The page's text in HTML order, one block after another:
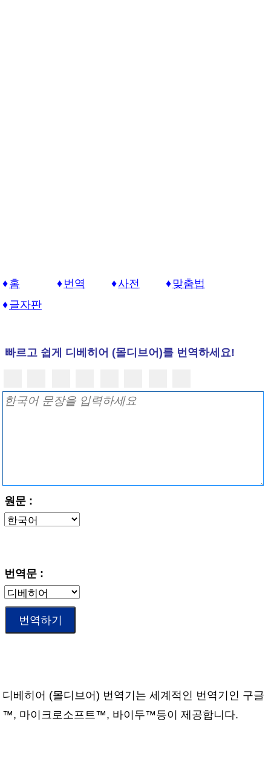
홈 번역 사전
맞춤법
글자판
빠르고 쉽게 디베히어 (몰디브어)를 번역하세요!
원문 :
번역문 :
디베히어 (몰디브어) 번역기는 세계적인 번역기인 구글
™, 마이크로소프트™, 바이두™등이 제공합니다.